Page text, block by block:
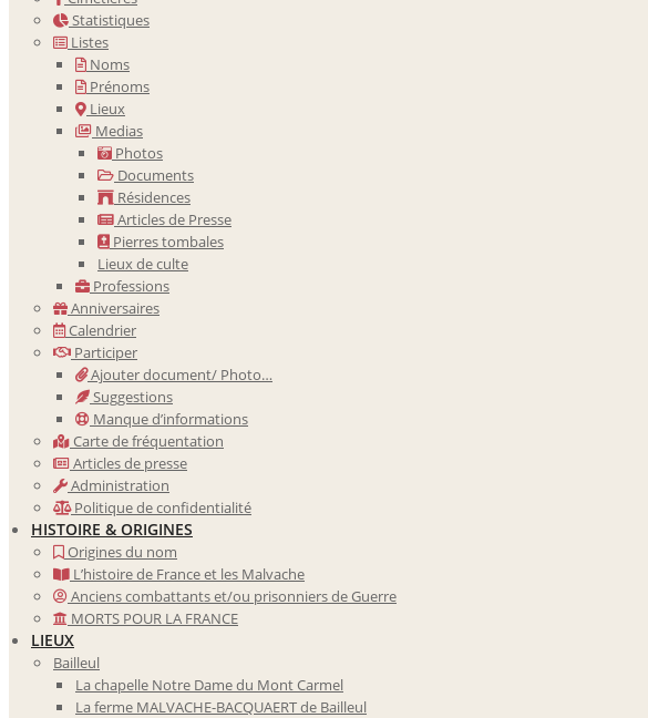
Statistiques
Listes
Noms
Prénoms
Lieux
Medias
Photos
Documents
Résidences
Articles de Presse
Pierres tombales
Lieux de culte
Professions
Anniversaires
Calendrier
Participer
Ajouter document/ Photo…
Suggestions
Manque d’informations
Carte de fréquentation
Articles de presse
Administration
Politique de confidentialité
HISTOIRE & ORIGINES
Origines du nom
L’histoire de France et les Malvache
Anciens combattants et/ou prisonniers de Guerre
MORTS POUR LA FRANCE
LIEUX
Bailleul
La chapelle Notre Dame du Mont Carmel
La ferme MALVACHE-BACQUAERT de Bailleul